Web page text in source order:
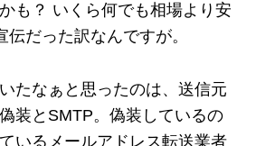
も？ いくら何でも相場より安
だった訳なんですが。
たなぁと思ったのは、送信元
装とSMTP。偽装しているの
いるメールアドレス転送業者